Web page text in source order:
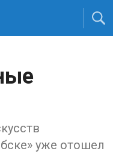
уже отошел